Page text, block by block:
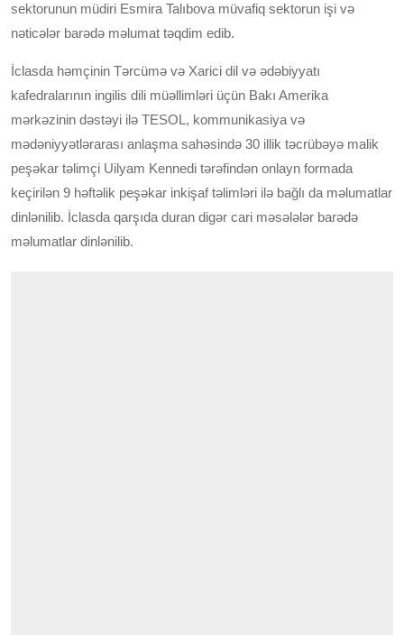
sektorunun müdiri Esmira Talıbova müvafiq sektorun işi və
nəticələr barədə məlumat təqdim edib.
İclasda həmçinin Tərcümə və Xarici dil və ədəbiyyatı
kafedralarının ingilis dili müəllimləri üçün Bakı Amerika
mərkəzinin dəstəyi ilə TESOL, kommunikasiya və
mədəniyyətlərarası anlaşma sahəsində 30 illik təcrübəyə malik
peşəkar təlimçi Uilyam Kennedi tərəfindən onlayn formada
keçirilən 9 həftəlik peşəkar inkişaf təlimləri ilə bağlı da məlumatlar
dinlənilib. İclasda qarşıda duran digər cari məsələlər barədə
məlumatlar dinlənilib.